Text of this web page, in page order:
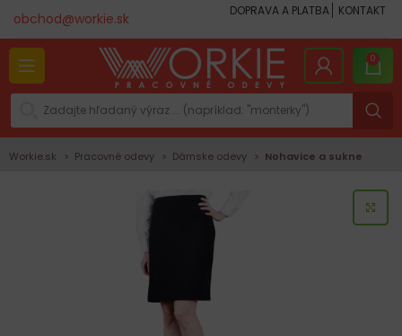
obchod@workie.sk DOPRAVA A PLATBA KONTAKT
0
Workie.sk Pracovné odevy Dámske odevy Nohavice a sukne